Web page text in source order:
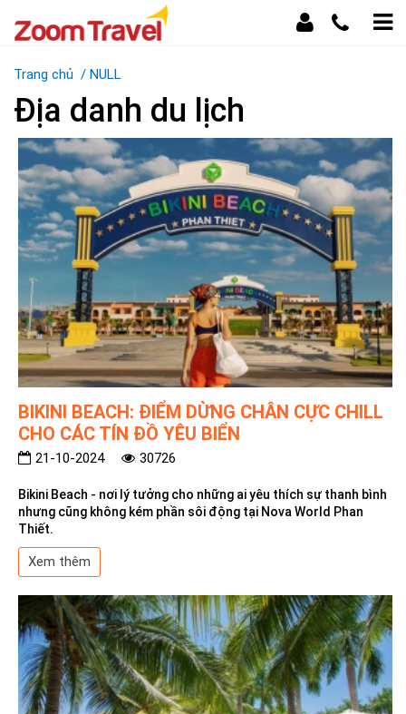
Trang chủ / NULL
Địa danh du lịch
BIKINI BEACH: ĐIỂM DỪNG CHÂN CỰC CHILL
CHO CÁC TÍN ĐỒ YÊU BIỂN
21-10-2024 30726
Bikini Beach - nơi lý tưởng cho những ai yêu thích sự thanh bình
nhưng cũng không kém phần sôi động tại Nova World Phan
Thiết.
Xem thêm